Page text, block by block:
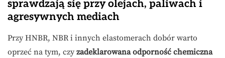
sprawdzają się przy olejach, paliwach i
agresywnych mediach
Przy HNBR, NBR i innych elastomerach dobór warto
oprzeć na tym, czy zadeklarowana odporność chemiczna